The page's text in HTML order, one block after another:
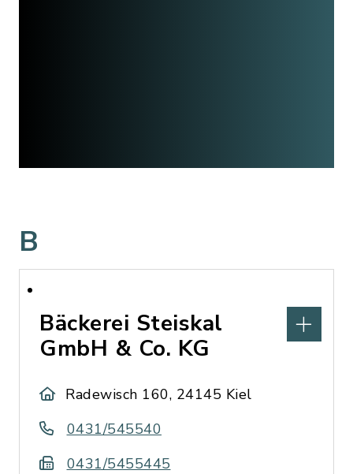
B
Bäckerei Steiskal
GmbH & Co. KG
Radewisch 160, 24145 Kiel
0431/545540
0431/5455445